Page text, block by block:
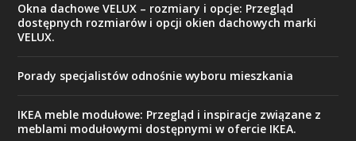
Okna dachowe VELUX – rozmiary i opcje: Przegląd
dostępnych rozmiarów i opcji okien dachowych marki
VELUX.
Porady specjalistów odnośnie wyboru mieszkania
IKEA meble modułowe: Przegląd i inspiracje związane z
meblami modułowymi dostępnymi w ofercie IKEA.